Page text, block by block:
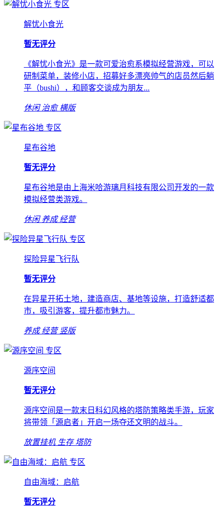
专区
解忧小食光
暂无评分
《解忧小食光》是一款可爱治愈系模拟经营游戏，可以
研制菜单，装修小店，招募好多漂亮帅气的店员然后躺
平（bushi），和顾客交谈成为朋友...
休闲 治愈 横版
专区
星布谷地
暂无评分
星布谷地是由上海米哈游璃月科技有限公司开发的一款
模拟经营类游戏。
休闲 养成 经营
专区
探险异星飞行队
暂无评分
在异星开拓土地，建造商店、基地等设施，打造舒适都
市，吸引游客，提升都市魅力。
养成 经营 竖版
专区
源序空间
暂无评分
源序空间是一款末日科幻风格的塔防策略类手游，玩家
将带领「源启者」开启一场夺还文明的战斗。
放置挂机 生存 塔防
专区
自由海域：启航
暂无评分